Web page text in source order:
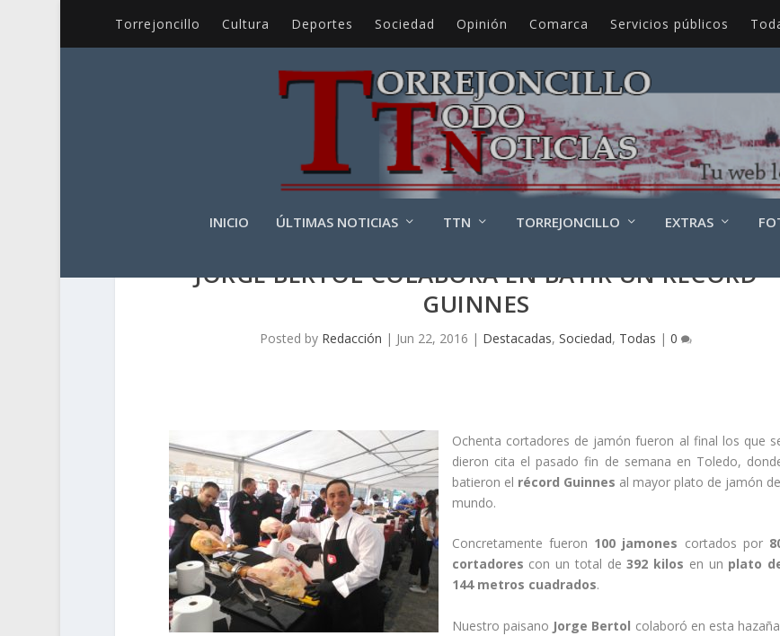
Torrejoncillo Cultura Deportes Sociedad Opinión Comarca Servicios públicos
INICIO ÚLTIMAS NOTICIAS TTN TORREJONCILLO EXTRAS
JORGE BERTOL COLABORA EN BATIR UN RÉCORD
GUINNES
Posted by Redacción | Jun 22, 2016 | Destacadas,Sociedad, Todas |0
Ochenta cortadores de jamón fueron al final los que
dieron cita el pasado fin de semana en Toledo,
batieron el récord Guinnes al mayor plato de jamón
mundo.
Concretamente fueron 100 jamones cortados por
cortadores con un total de392 kilos en un plato
144 metros cuadrados.
Nuestro paisano Jorge Bertol colaboró en esta